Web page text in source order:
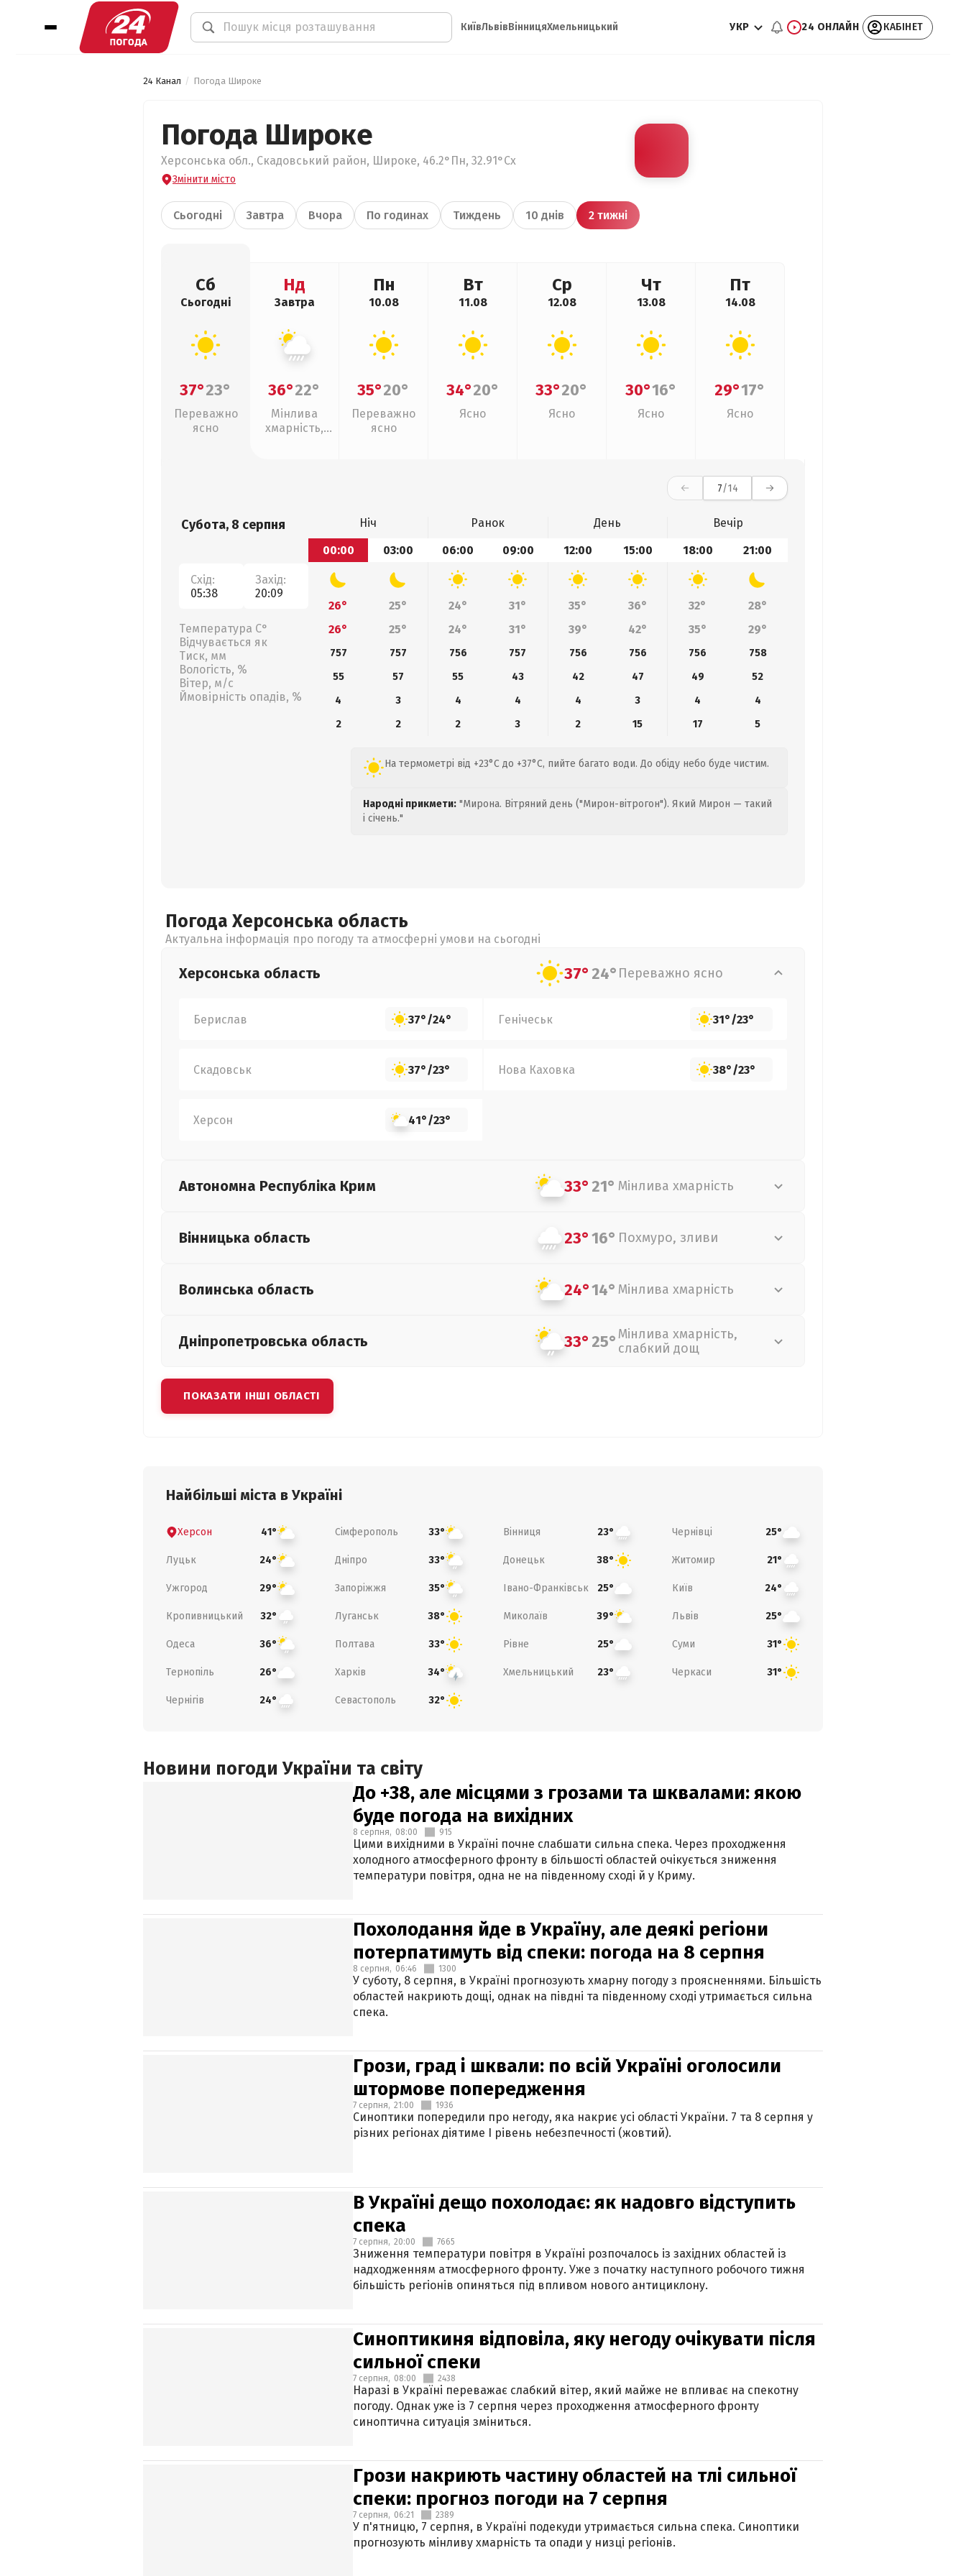
КиївЛьвівВінницяХмельницький УКР 24 ОНЛАЙН КАБІНЕТ
24 Канал Погода Широке
Погода Широке
Херсонська обл., Скадовський район, Широке, 46.2°Пн, 32.91°Сх
Змінити місто
Сьогодні Завтра Вчора По годинах Тиждень 10 днів 2 тижні
Сб
Сьогодні
37°23°
Переважно
ясно
Нд
Завтра
36°22°
Мінлива
хмарність,
Пн
10.08
35°20°
Переважно
ясно
Вт
11.08
34°20°
Ясно
Ср
12.08
33°20°
Ясно
Чт
13.08
30°16°
Ясно
Пт
14.08
29°17°
Ясно
7/14
Субота, 8 серпня
Схід:
05:38
Захід:
20:09
Температура С°
Відчувається як
Тиск, мм
Вологість, %
Вітер, м/с
Ймовірність опадів, %
Ніч Ранок День
Вечір
00:00
03:00 06:00 09:00 12:00 15:00 18:00 21:00
26° 25° 24° 31° 35° 36° 32°
28°
26°
25° 24° 31° 39° 42° 35° 29°
757 757 756 757 756 756 756
758
55
57 55 43 42 47 49
52
4
3 4 4 4 3 4
4
2
2 2 3 2 15 17 5
На термометрі від +23°C до +37°C, пийте багато води. До обіду небо буде чистим.
Народні прикмети: "Мирона. Вітряний день ("Мирон-вітрогон"). Який Мирон — такий
і січень."
Погода Херсонська область
Актуальна інформація про погоду та атмосферні умови на сьогодні
Херсонська область 37°24° Переважно ясно
Берислав 37°/24° Генічеськ 31°/23°
Скадовськ 37°/23° Нова Каховка 38°/23°
Херсон 41°/23°
Автономна Республіка Крим 33°21° Мінлива хмарність
Вінницька область 23°16° Похмуро, зливи
Волинська область 24°14° Мінлива хмарність
Дніпропетровська область 33°25°Мінлива хмарність,
слабкий дощ
ПОКАЗАТИ ІНШІ ОБЛАСТІ
Найбільші міста в Україні
Херсон 41° Сімферополь 33° Вінниця 23° Чернівці 25°
Луцьк 24° Дніпро 33° Донецьк 38° Житомир 21°
Ужгород 29° Запоріжжя 35° Івано-Франківськ 25° Київ 24°
Кропивницький 32° Луганськ 38° Миколаїв 39° Львів 25°
Одеса 36° Полтава 33° Рівне 25° Суми 31°
Тернопіль 26° Харків 34° Хмельницький 23° Черкаси 31°
Чернігів 24° Севастополь 32°
Новини погоди України та світу
До +38, але місцями з грозами та шквалами: якою
буде погода на вихідних
8 серпня, 08:00 915
Цими вихідними в Україні почне слабшати сильна спека. Через проходження
холодного атмосферного фронту в більшості областей очікується зниження
температури повітря, одна не на південному сході й у Криму.
Похолодання йде в Україну, але деякі регіони
потерпатимуть від спеки: погода на 8 серпня
8 серпня, 06:46 1300
У суботу, 8 серпня, в Україні прогнозують хмарну погоду з проясненнями. Більшість
областей накриють дощі, однак на півдні та південному сході утримається сильна
спека.
Грози, град і шквали: по всій Україні оголосили
штормове попередження
7 серпня, 21:00 1936
Синоптики попередили про негоду, яка накриє усі області України. 7 та 8 серпня у
різних регіонах діятиме І рівень небезпечності (жовтий).
В Україні дещо похолодає: як надовго відступить
спека
7 серпня, 20:00 7665
Зниження температури повітря в Україні розпочалось із західних областей із
надходженням атмосферного фронту. Уже з початку наступного робочого тижня
більшість регіонів опиняться під впливом нового антициклону.
Синоптикиня відповіла, яку негоду очікувати після
сильної спеки
7 серпня, 08:00 2438
Наразі в Україні переважає слабкий вітер, який майже не впливає на спекотну
погоду. Однак уже із 7 серпня через проходження атмосферного фронту
синоптична ситуація зміниться.
Грози накриють частину областей на тлі сильної
спеки: прогноз погоди на 7 серпня
7 серпня, 06:21 2389
У п'ятницю, 7 серпня, в Україні подекуди утримається сильна спека. Синоптики
прогнозують мінливу хмарність та опади у низці регіонів.